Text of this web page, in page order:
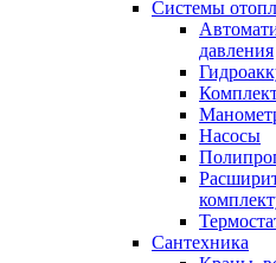
Системы
давления
Насосы
Сантехника